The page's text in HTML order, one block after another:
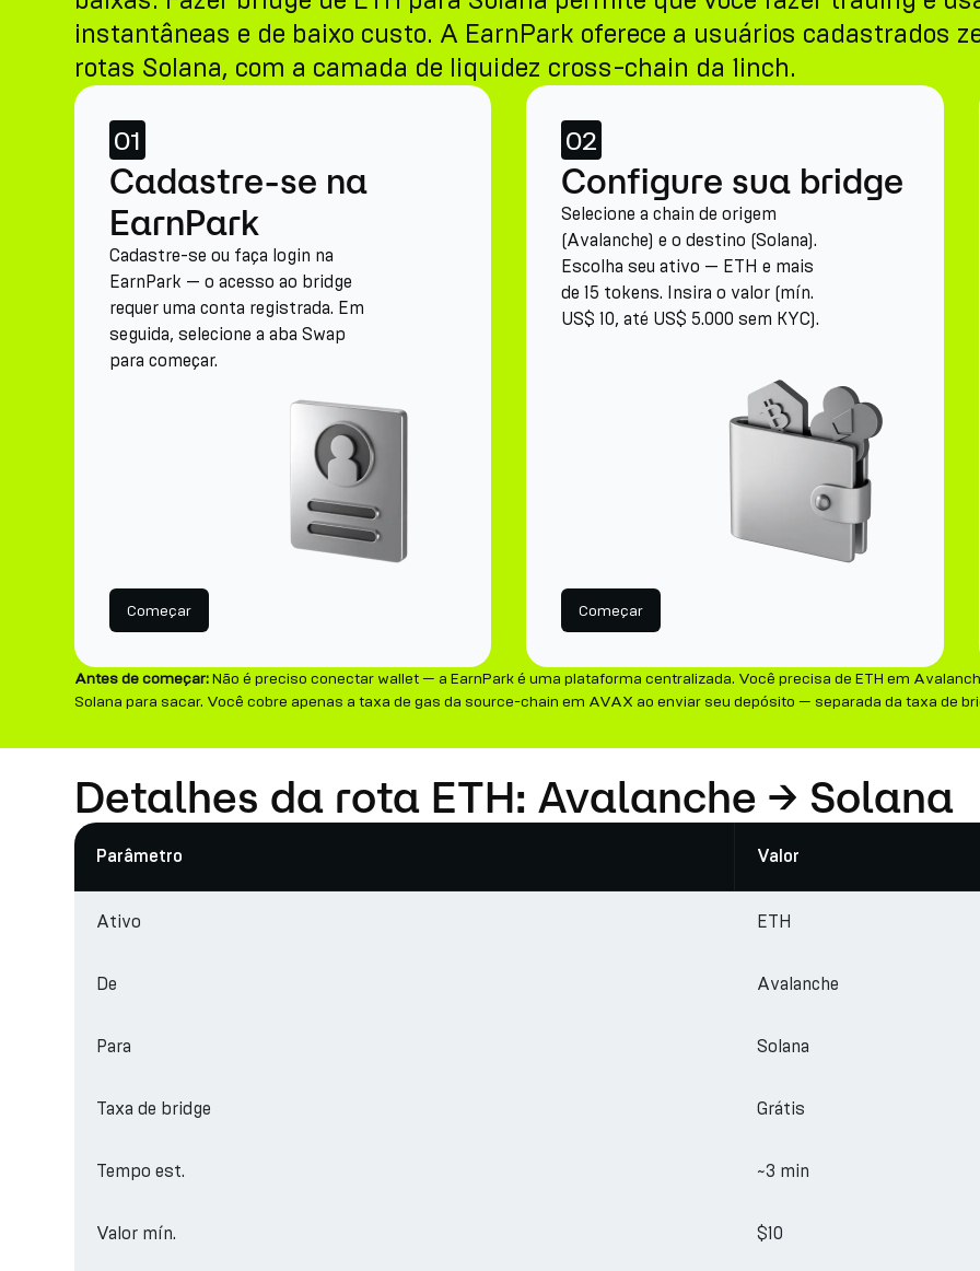
instantâneas e de baixo custo. A EarnPark oferece a usuários cadastrados
rotas Solana, com a camada de liquidez cross-chain da 1inch.
01
Cadastre-se na
EarnPark
Cadastre-se ou faça login na
EarnPark — o acesso ao bridge
requer uma conta registrada. Em
seguida, selecione a aba Swap
para começar.
Começar
02
Configure sua bridge
Selecione a chain de origem
(Avalanche) e o destino (Solana).
Escolha seu ativo — ETH e mais
de 15 tokens. Insira o valor (mín.
US$ 10, até US$ 5.000 sem KYC).
Começar
Antes de começar:Não é preciso conectar wallet — a EarnPark é uma plataforma centralizada. Você precisa de ETH em
Solana para sacar. Você cobre apenas a taxa de gas da source-chain em AVAX ao enviar seu depósito — separada da taxa de
Detalhes da rota ETH: Avalanche → Solana
Parâmetro Valor
Ativo ETH
De Avalanche
Para Solana
Taxa de bridge Grátis
Tempo est. ~3 min
Valor mín. $10